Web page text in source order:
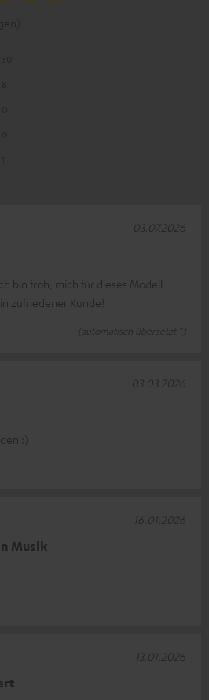
bin froh, mich für dieses Modell
zufriedener Kunde!
(automatisch übersetzt *)
03.07.2026
:)
03.03.2026
Musik
16.01.2026
13.01.2026